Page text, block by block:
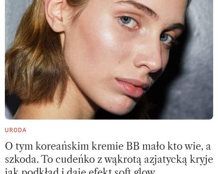
URODA
O tym koreańskim kremie BB mało kto wie, a
szkoda. To cudeńko z wąkrotą azjatycką kryje